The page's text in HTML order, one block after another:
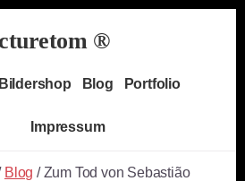
®
Bildershop Blog Portfolio
Impressum
Blog /Zum Tod von Sebastião